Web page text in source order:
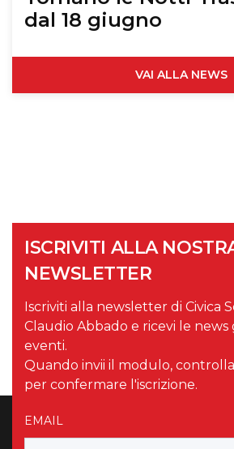
dal 18 giugno
VAI ALLA NEWS
ISCRIVITI ALLA
NEWSLETTER
Iscriviti alla newsletter di Civica
Claudio Abbado e ricevi le news
eventi.
Quando invii il modulo,
per confermare l'iscrizione.
EMAIL